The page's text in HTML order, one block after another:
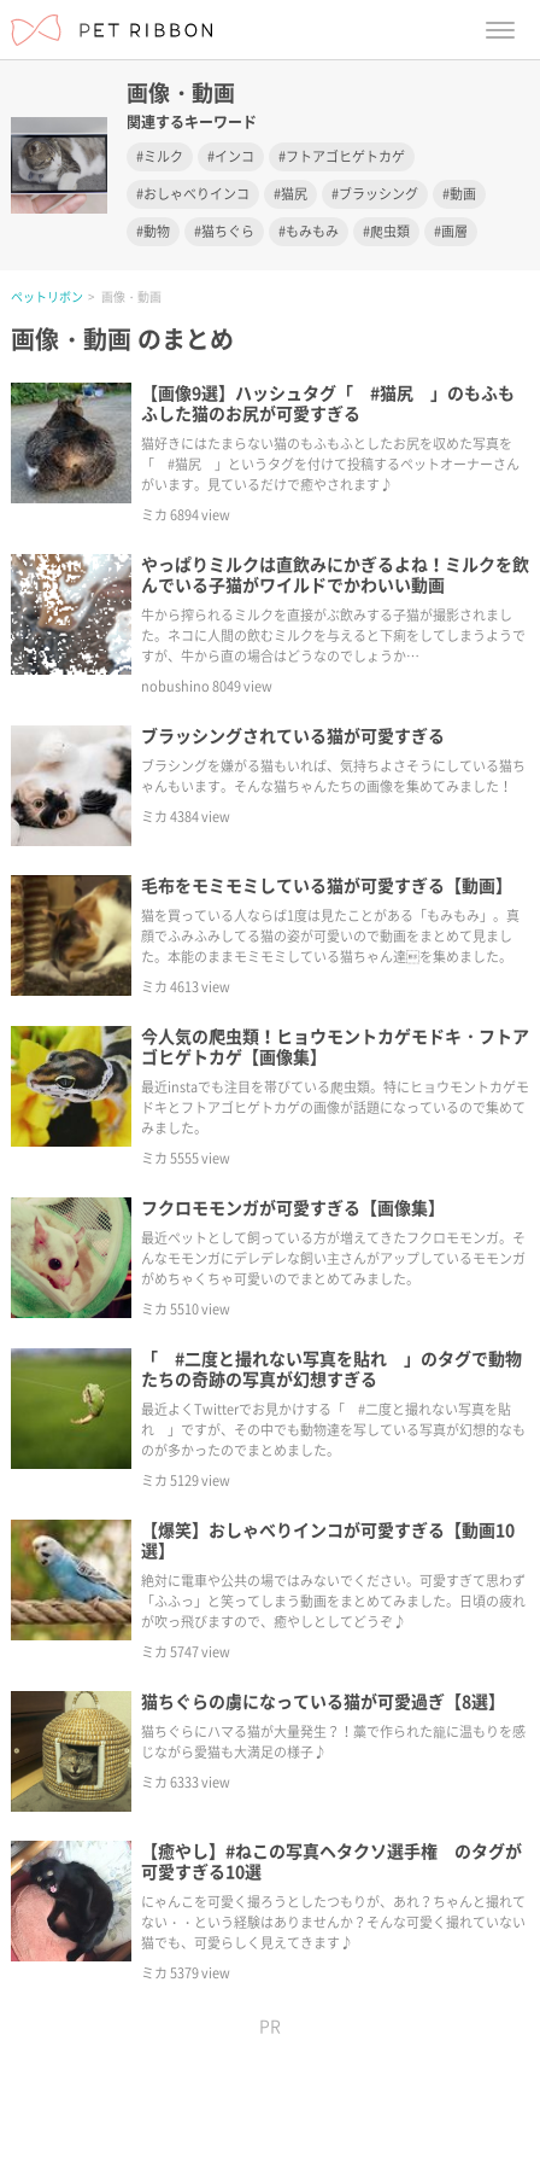
画像・動画
関連するキーワード
ミルク インコ
フトアゴヒゲトカゲ
おしゃべりインコ
猫尻 ブラッシング
動画
動物
猫ちぐら もみもみ 爬虫類 画層
ペットリボン 画像・動画
画像・動画 のまとめ
【画像9選】ハッシュタグ「 #猫尻 」のもふも
ふした猫のお尻が可愛すぎる
猫好きにはたまらない猫のもふもふとしたお尻を収めた写真を
「 #猫尻 」というタグを付けて投稿するペットオーナーさん
がいます。見ているだけで癒やされます♪
ミカ6894view
やっぱりミルクは直飲みにかぎるよね！ミルクを飲
んでいる子猫がワイルドでかわいい動画
牛から搾られるミルクを直接がぶ飲みする子猫が撮影されまし
た。ネコに人間の飲むミルクを与えると下痢をしてしまうようで
すが、牛から直の場合はどうなのでしょうか…
nobushino8049view
ブラッシングされている猫が可愛すぎる
ブラシングを嫌がる猫もいれば、気持ちよさそうにしている猫ち
ゃんもいます。そんな猫ちゃんたちの画像を集めてみました！
ミカ4384view
毛布をモミモミしている猫が可愛すぎる【動画】
猫を買っている人ならば1度は見たことがある「もみもみ」。真
顔でふみふみしてる猫の姿が可愛いので動画をまとめて見まし
た。本能のままモミモミしている猫ちゃん達を集めました。
ミカ4613view
今人気の爬虫類！ヒョウモントカゲモドキ・フトア
ゴヒゲトカゲ【画像集】
最近instaでも注目を帯びている爬虫類。特にヒョウモントカゲモ
ドキとフトアゴヒゲトカゲの画像が話題になっているので集めて
みました。
ミカ5555view
フクロモモンガが可愛すぎる【画像集】
最近ペットとして飼っている方が増えてきたフクロモモンガ。そ
んなモモンガにデレデレな飼い主さんがアップしているモモンガ
がめちゃくちゃ可愛いのでまとめてみました。
ミカ5510view
「 #二度と撮れない写真を貼れ 」のタグで動物
たちの奇跡の写真が幻想すぎる
最近よくTwitterでお見かけする「 #二度と撮れない写真を貼
れ 」ですが、その中でも動物達を写している写真が幻想的なも
のが多かったのでまとめました。
ミカ5129view
【爆笑】おしゃべりインコが可愛すぎる【動画10
選】
絶対に電車や公共の場ではみないでください。可愛すぎて思わず
「ふふっ」と笑ってしまう動画をまとめてみました。日頃の疲れ
が吹っ飛びますので、癒やしとしてどうぞ♪
ミカ5747view
猫ちぐらの虜になっている猫が可愛過ぎ【8選】
猫ちぐらにハマる猫が大量発生？！藁で作られた籠に温もりを感
じながら愛猫も大満足の様子♪
ミカ6333view
【癒やし】#ねこの写真ヘタクソ選手権 のタグが
可愛すぎる10選
にゃんこを可愛く撮ろうとしたつもりが、あれ？ちゃんと撮れて
ない・・という経験はありませんか？そんな可愛く撮れていない
猫でも、可愛らしく見えてきます♪
ミカ5379view
PR